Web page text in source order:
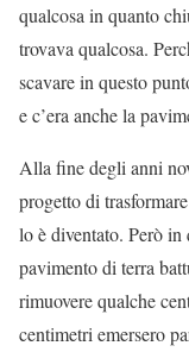
qualcosa in quanto
trovava qualcosa.
scavare in questo
e c’era anche la
Alla fine degli anni
progetto di
lo è diventato. Però in
pavimento di terra
rimuovere qualche
centimetri emersero